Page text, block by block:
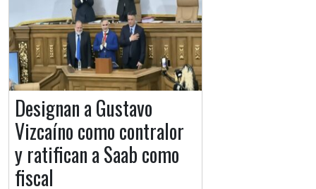
Designan a Gustavo
Vizcaíno como contralor
y ratifican a Saab como
fiscal